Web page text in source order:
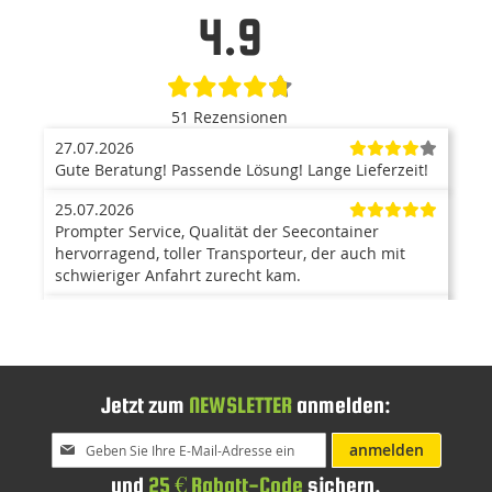
4.9
51 Rezensionen
27.07.2026
Gute Beratung! Passende Lösung! Lange Lieferzeit!
25.07.2026
Prompter Service, Qualität der Seecontainer
hervorragend, toller Transporteur, der auch mit
schwieriger Anfahrt zurecht kam.
sehr einfach. Kann ich nur weiterempfehlen. Bin
15.07.2026
Alles OK. Danke
Jetzt zum NEWSLETTER anmelden:
Melden
Sie
anmelden
und 25 € Rabatt-Code sichern.